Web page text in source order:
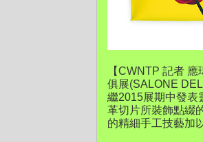
【CWNTP 記者
俱展(SALONE
繼2015展期中發表
革切片所裝飾點綴
的精細手工技藝加